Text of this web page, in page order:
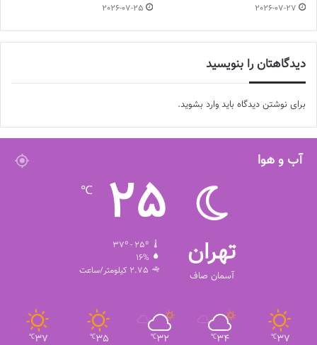
2026-07-27
2026-07-25
دیدگاهتان را بنویسید
برای نوشتن دیدگاه باید وارد بشوید.
آب و هوا
تهران
آسمان صاف
25
℃
37º - 25º
16%
2.75 کیلومتر/ساعت
37
℃
34
℃
32
℃
35
℃
37
℃